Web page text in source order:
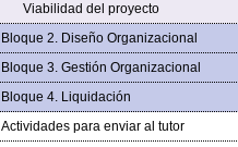
Viabilidad del proyecto
Bloque 2. Diseño Organizacional
Bloque 3. Gestión Organizacional
Bloque 4. Liquidación
Actividades para enviar al tutor